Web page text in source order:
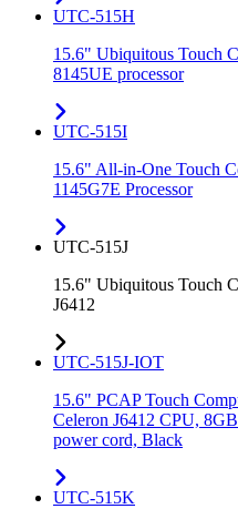
UTC-515H
15.6" Ubiquitous Touch
8145UE processor
UTC-515I
15.6" All-in-One Touch
1145G7E Processor
UTC-515J
15.6" Ubiquitous Touch
J6412
UTC-515J-IOT
15.6" PCAP Touch
Celeron J6412 CPU,
power cord, Black
UTC-515K